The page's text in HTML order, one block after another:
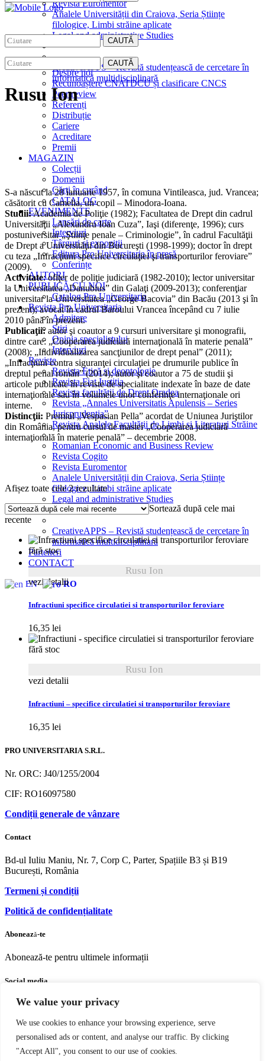
We value your privacy
We use cookies to enhance your browsing experience, serve
personalised ads or content, and analyse our traffic. By clicking
"Accept All", you consent to our use of cookies.
Revista Euromentor
Analele Universității din Craiova, Seria Științe
filologice, Limbi străine aplicate
Legal and administrative Studies
CreativeAPPS – Revistă studențească de cercetare în
informatică multidisciplinară
CAUTĂ
EDITURA
Despre noi
Recunoaștere CNATDCU și clasificare CNCS
Peer review
Referenți
Distribuție
Cariere
Acreditare
Premii
MAGAZIN
Colecții
Domenii
Cărţi în curând
CATALOG
EVENIMENTE
Lansări de carte
Interviuri
Târguri și expoziții
Editura Pro Universitaria în presă
Conferințe
AUTORI
PUBLICĂ CU NOI
Catalog Pro Universitaria
Revista Pro Universitaria
Admitere
Știri
Opinia specialistului
Interviuri
Reviste
Revista Etică și deontologie
Revista Fiat Iustitia
Revista facultății de Drept Oradea
Revista „Annales Universitatis Apulensis – Series
Jurisprudentia”
Revista Analele Facultăţii de Limbi și Literaturi Străine
Romanian Economic and Business Review
Revista Cogito
Revista Euromentor
Analele Universității din Craiova, Seria Științe
filologice, Limbi străine aplicate
Legal and administrative Studies
CreativeAPPS – Revistă studențească de cercetare în
informatică multidisciplinară
Parteneri
CONTACT
EN RO
CAUTĂ
Rusu Ion
S-a născut la 28 ianuarie 1957, în comuna Vintileasca, jud. Vrancea;
căsătorit cu Camelia, un copil – Minodora-Ioana.
Studii:Academia de Poliţie (1982); Facultatea de Drept din cadrul
Universităţii „Alexandru Ioan Cuza”, Iaşi (diferenţe, 1996); curs
postuniversitar „Ştiinţe penale – Criminologie”, în cadrul Facultăţii
de Drept a Universităţii din Bucureşti (1998-1999); doctor în drept
cu teza „Infracţiuni specifice circulaţiei şi transporturilor feroviare”
(2009).
Activitate: ofiţer de poliţie judiciară (1982-2010); lector universitar
la Universitatea „Danubius” din Galaţi (2009-2013); conferenţiar
universitar la Universitatea „George Bacovia” din Bacău (2013 şi în
prezent); avocat în cadrul Baroului Vrancea începând cu 7 iulie
2010 până în prezent.
Publicaţii:autor şi coautor a 9 cursuri universitare şi monografii,
dintre care: „Cooperarea judiciară internaţională în materie penală”
(2008); „Individualizarea sancţiunilor de drept penal” (2011);
„Infracţiuni contra siguranţei circulaţiei pe drumurile publice în
dreptul penal român” (2014); autor şi coautor a 75 de studii şi
articole publicate în reviste de specialitate indexate în baze de date
internaţionale sau în volumele unor conferinţe internaţionale ori
interne.
Distincţii: Premiul „Vespasian Pella” acordat de Uniunea Juriştilor
din România, pentru cursul de master „Cooperarea judiciară
internaţională în materie penală” – decembrie 2008.
Afișez toate cele 2 rezultateSortat
după
cele
recente
Sortează după cele mai
recente
fără stoc
Rusu Ion
vezi detalii
Infractiuni specifice circulatiei si transporturilor feroviare
16,35 lei
fără stoc
Rusu Ion
vezi detalii
Infractiuni – specifice circulatiei si transporturilor feroviare
16,35 lei
PRO UNIVERSITARIA S.R.L.
Nr. ORC: J40/1255/2004
CIF: RO16097580
Condiții generale de vânzare
Contact
Bd-ul Iuliu Maniu, Nr. 7, Corp C, Parter, Spațiile B3 și B19
București, România
Termeni și condiții
Politică de confidențialitate
Abonează-te
Abonează-te pentru ultimele informații
Social media
FacebookYoutubeInstagram